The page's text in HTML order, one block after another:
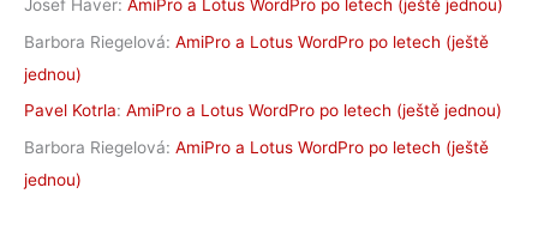
Josef Haver: AmiPro a Lotus WordPro po letech (ještě jednou)
Barbora Riegelová: AmiPro a Lotus WordPro po letech (ještě
jednou)
Pavel Kotrla: AmiPro a Lotus WordPro po letech (ještě jednou)
Barbora Riegelová: AmiPro a Lotus WordPro po letech (ještě
jednou)